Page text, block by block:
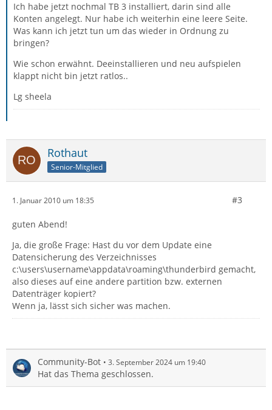
Ich habe jetzt nochmal TB 3 installiert, darin sind alle
Konten angelegt. Nur habe ich weiterhin eine leere Seite.
Was kann ich jetzt tun um das wieder in Ordnung zu
bringen?
Wie schon erwähnt. Deeinstallieren und neu aufspielen
klappt nicht bin jetzt ratlos..
Lg sheela
Rothaut
Senior-Mitglied
1. Januar 2010 um 18:35 #3
guten Abend!
Ja, die große Frage: Hast du vor dem Update eine
Datensicherung des Verzeichnisses
c:\users\username\appdata\roaming\thunderbird gemacht,
also dieses auf eine andere partition bzw. externen
Datenträger kopiert?
Wenn ja, lässt sich sicher was machen.
Community-Bot 3. September 2024 um 19:40
Hat das Thema geschlossen.